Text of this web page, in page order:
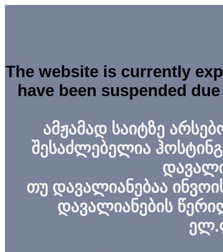
The website is currently
have been suspended
ამჟამად საიტზე
შესაძლებელია
თუ დავალიანებაა
დავალიანების